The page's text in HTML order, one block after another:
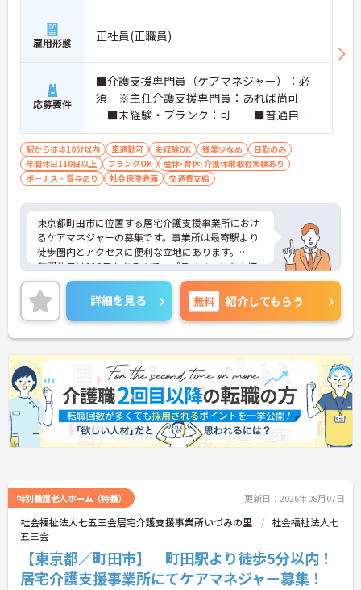
雇用形態 正社員(正職員)
応募要件
■介護支援専門員（ケアマネジャー）：必
須 ※主任介護支援専門員：あれば尚可
■未経験・ブランク：可 ■普通自動
車運転免許（AT限定可）：必須
駅から徒歩10分以内 車通勤可 未経験OK 残業少なめ
日勤のみ
年間休日110日以上
ブランクOK
産休･育休･介護休暇取得実績あり
ボーナス・賞与あり
社会保険完備 交通費支給
東京都町田市に位置する居宅介護支援事業所におけ
るケアマネジャーの募集です。事業所は最寄駅より
徒歩圏内とアクセスに便利な立地にあります。
年間休日は110日もあるので、プライベートを大切
にしながらご勤務いただけます。
ご興味のある方には、面接対策ポイントなど、さら
に詳細をお話しいたしますのでお気軽にご相談くだ
さい！
詳細を見る 無料 紹介してもらう
特別養護老人ホーム（特養） 更新日：2026年08月07日
社会福祉法人七五三会居宅介護支援事業所いづみの里
社会福祉法人七
五三会
【東京都／町田市】 町田駅より徒歩5分以内！
居宅介護支援事業所にてケアマネジャー募集！